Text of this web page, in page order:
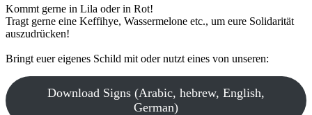
Kommt gerne in Lila oder in Rot!
Tragt gerne eine Keffihye, Wassermelone etc., um eure Solidarität
auszudrücken!
Bringt euer eigenes Schild mit oder nutzt eines von unseren:
Download Signs (Arabic, hebrew, English,
German)